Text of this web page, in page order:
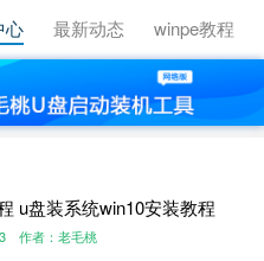
心 最新动态 winpe教程
u盘装系统win10安装教程
作者：老毛桃